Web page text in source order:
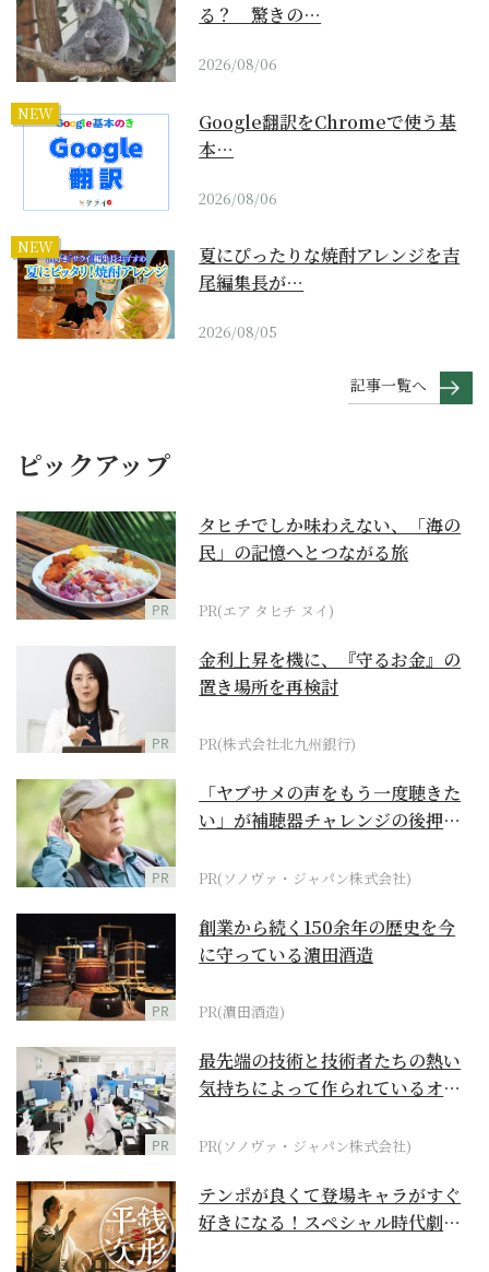
る？ 驚きの…
2026/08/06
NEW
Google翻訳をChromeで使う基
本…
2026/08/06
NEW
夏にぴったりな焼酎アレンジを吉
尾編集長が…
2026/08/05
記事一覧へ
ピックアップ
PR
タヒチでしか味わえない、「海の
民」の記憶へとつながる旅
PR(エア タヒチ ヌイ)
PR
金利上昇を機に、『守るお金』の
置き場所を再検討
PR(株式会社北九州銀行)
PR
「ヤブサメの声をもう一度聴きた
い」が補聴器チャレンジの後押し
PR(ソノヴァ・ジャパン株式会社)
PR
創業から続く150余年の歴史を今
に守っている濵田酒造
PR(濵田酒造)
PR
最先端の技術と技術者たちの熱い
気持ちによって作られているオー
PR(ソノヴァ・ジャパン株式会社)
テンポが良くて登場キャラがすぐ
好きになる！スペシャル時代劇